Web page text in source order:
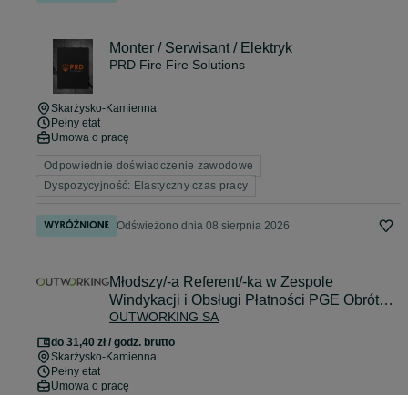
Monter / Serwisant / Elektryk
PRD Fire Fire Solutions
Skarżysko-Kamienna
Pełny etat
Umowa o pracę
Odpowiednie doświadczenie zawodowe
Dyspozycyjność: Elastyczny czas pracy
Odświeżono dnia 08 sierpnia 2026
Młodszy/-a Referent/-ka w Zespole
Windykacji i Obsługi Płatności PGE Obrót
SA
OUTWORKING SA
do 31,40 zł / godz. brutto
Skarżysko-Kamienna
Pełny etat
Umowa o pracę